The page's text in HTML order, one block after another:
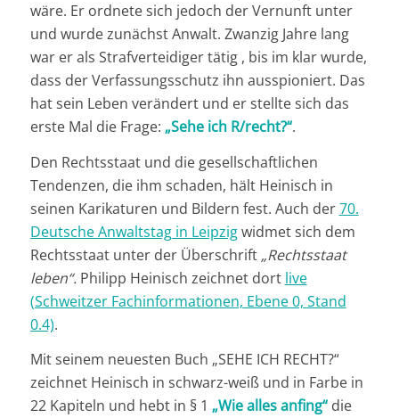
wäre. Er ordnete sich jedoch der Vernunft unter
und wurde zunächst Anwalt. Zwanzig Jahre lang
war er als Strafverteidiger tätig , bis im klar wurde,
dass der Verfassungsschutz ihn ausspioniert. Das
hat sein Leben verändert und er stellte sich das
erste Mal die Frage: „Sehe ich R/recht?“.
Den Rechtsstaat und die gesellschaftlichen
Tendenzen, die ihm schaden, hält Heinisch in
seinen Karikaturen und Bildern fest. Auch der70.
Deutsche Anwaltstag in Leipzigwidmet sich dem
Rechtsstaat unter der Überschrift „Rechtsstaat
leben“.Philipp Heinisch zeichnet dort live
(Schweitzer Fachinformationen, Ebene 0, Stand
0.4).
Mit seinem neuesten Buch „SEHE ICH RECHT?“
zeichnet Heinisch in schwarz-weiß und in Farbe in
22 Kapiteln und hebt in § 1 „Wie alles anfing“die